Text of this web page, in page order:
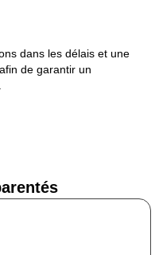
dans les délais et une
de garantir un